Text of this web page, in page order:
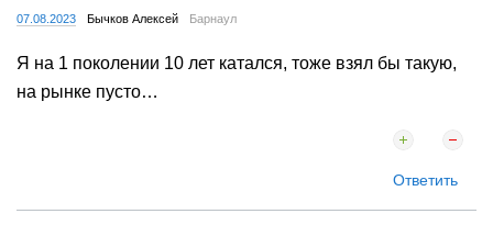
07.08.2023 Бычков Алексей Барнаул
Я на 1 поколении 10 лет катался, тоже взял бы такую,
на рынке пусто…
Ответить